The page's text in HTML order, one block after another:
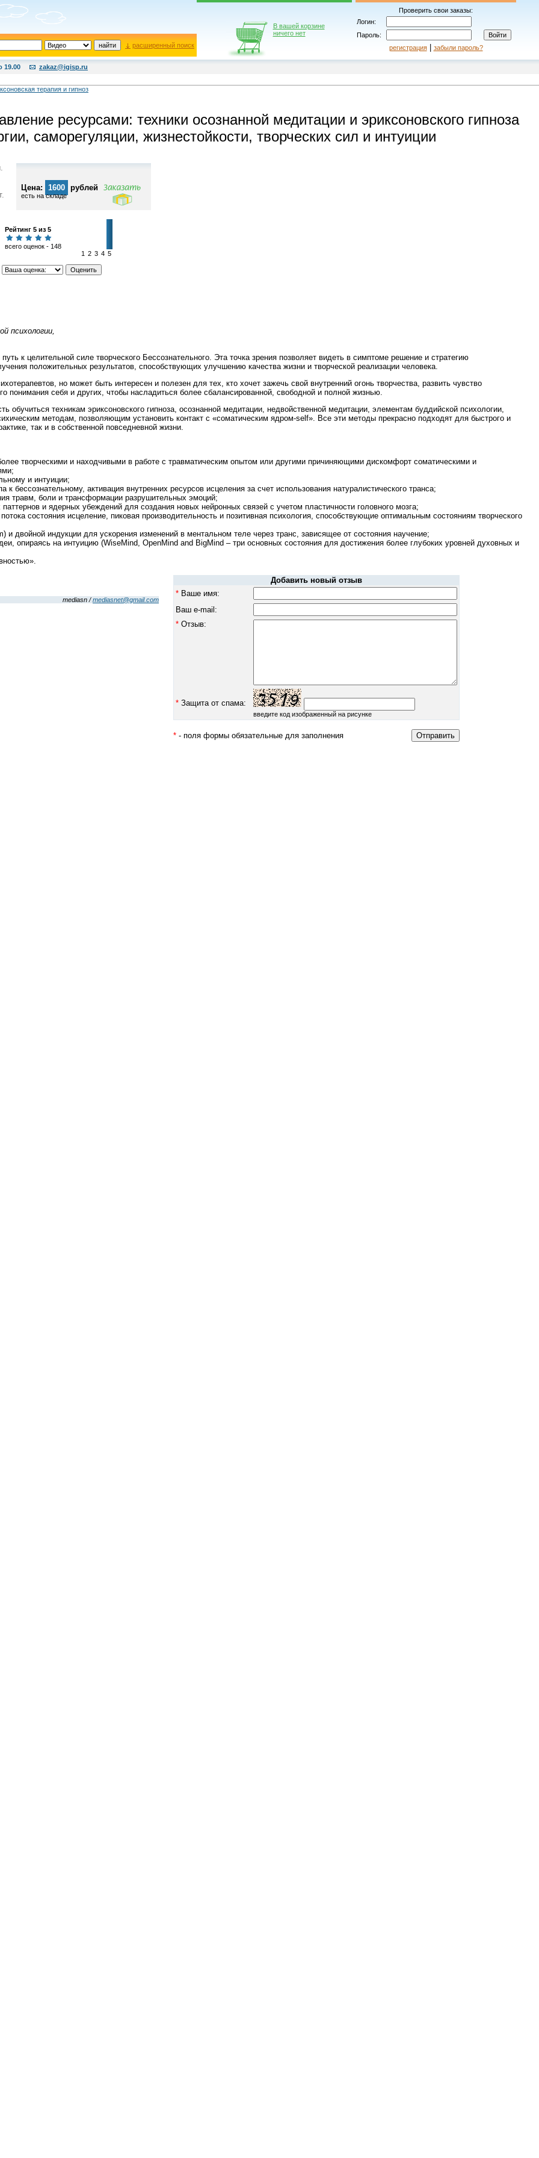
расширенный поиск
В вашей корзине
ничего нет
Проверить свои заказы:
Логин:
Пароль:
регистрация| забыли пароль?
19.00 zakaz@igisp.ru
терапия и гипноз
ресурсами: техники осознанной медитации и эриксоновского гипноза
саморегуляции, жизнестойкости, творческих сил и интуиции
Цена: 1600 рублей
есть на складе
Рейтинг 5 из 5
всего оценок - 148
1 2 3 4 5
психологии,
к целительной силе творческого Бессознательного. Эта точка зрения позволяет видеть в симптоме решение и стратегию
положительных результатов, способствующих улучшению качества жизни и творческой реализации человека.
но может быть интересен и полезен для тех, кто хочет зажечь свой внутренний огонь творчества, развить чувство
понимания себя и других, чтобы насладиться более сбалансированной, свободной и полной жизнью.
обучиться техникам эриксоновского гипноза, осознанной медитации, недвойственной медитации, элементам буддийской психологии,
методам, позволяющим установить контакт с «соматическим ядром-self». Все эти методы прекрасно подходят для быстрого и
так и в собственной повседневной жизни.
творческими и находчивыми в работе с травматическим опытом или другими причиняющими дискомфорт соматическими и
и интуиции;
бессознательному, активация внутренних ресурсов исцеления за счет использования натуралистического транса;
травм, боли и трансформации разрушительных эмоций;
и ядерных убеждений для создания новых нейронных связей с учетом пластичности головного мозга;
состояния исцеление, пиковая производительность и позитивная психология, способствующие оптимальным состояниям творческого
и двойной индукции для ускорения изменений в ментальном теле через транс, зависящее от состояния научение;
опираясь на интуицию (WiseMind, OpenMind and BigMind – три основных состояния для достижения более глубоких уровней духовных и
mediasn /mediasnet@gmail.com
Добавить новый отзыв
* Ваше имя:
Ваш e-mail:
* Отзыв:
* Защита от спама:
введите код изображенный на рисунке
* - поля формы обязательные для заполнения